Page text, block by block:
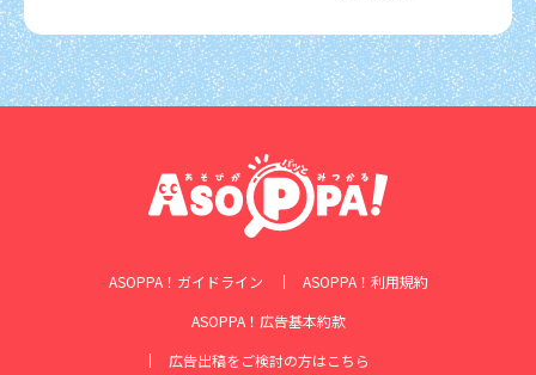
ASOPPA！ガイドライン
ASOPPA！利用規約
ASOPPA！広告基本約款
広告出稿をご検討の方はこちら